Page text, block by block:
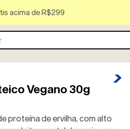
acima de R$299
Vegano 30g
proteína de ervilha, com alto